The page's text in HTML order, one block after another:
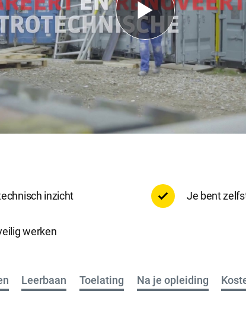
accepteren Alle cookies accepteren
inzicht
werken
Je bent
Leerbaan Toelating Na je opleiding